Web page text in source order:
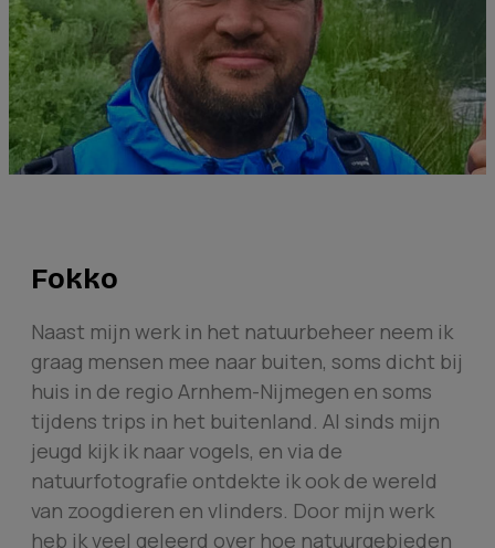
Fokko
Naast mijn werk in het natuurbeheer neem ik
graag mensen mee naar buiten, soms dicht bij
huis in de regio Arnhem-Nijmegen en soms
tijdens trips in het buitenland. Al sinds mijn
jeugd kijk ik naar vogels, en via de
natuurfotografie ontdekte ik ook de wereld
van zoogdieren en vlinders. Door mijn werk
heb ik veel geleerd over hoe natuurgebieden